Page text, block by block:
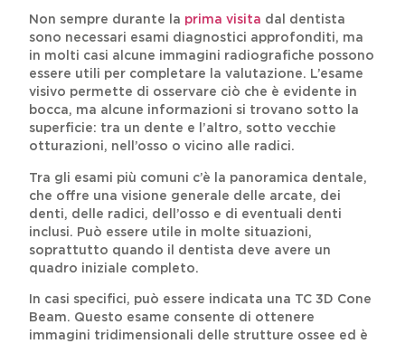
Non sempre durante la prima visita dal dentista
sono necessari esami diagnostici approfonditi, ma
in molti casi alcune immagini radiografiche possono
essere utili per completare la valutazione. L’esame
visivo permette di osservare ciò che è evidente in
bocca, ma alcune informazioni si trovano sotto la
superficie: tra un dente e l’altro, sotto vecchie
otturazioni, nell’osso o vicino alle radici.
Tra gli esami più comuni c’è la panoramica dentale,
che offre una visione generale delle arcate, dei
denti, delle radici, dell’osso e di eventuali denti
inclusi. Può essere utile in molte situazioni,
soprattutto quando il dentista deve avere un
quadro iniziale completo.
In casi specifici, può essere indicata una TC 3D Cone
Beam. Questo esame consente di ottenere
immagini tridimensionali delle strutture ossee ed è